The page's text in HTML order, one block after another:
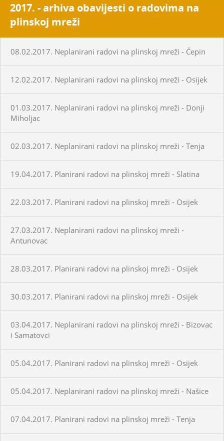
2017. - arhiva obavijesti o radovima na
plinskoj mreži
08.02.2017. Neplanirani radovi na plinskoj mreži - Čepin
12.02.2017. Neplanirani radovi na plinskoj mreži - Osijek
01.03.2017. Neplanirani radovi na plinskoj mreži - Donji
Miholjac
02.03.2017. Neplanirani radovi na plinskoj mreži - Tenja
19.04.2017. Planirani radovi na plinskoj mreži - Slatina
22.03.2017. Planirani radovi na plinskoj mreži - Osijek
27.03.2017. Neplanirani radovi na plinskoj mreži -
Antunovac
28.03.2017. Planirani radovi na plinskoj mreži - Osijek
30.03.2017. Planirani radovi na plinskoj mreži - Osijek
03.04.2017. Neplanirani radovi na plinskoj mreži - Bizovac
i Samatovci
05.04.2017. Planirani radovi na plinskoj mreži - Osijek
05.04.2017. Neplanirani radovi na plinskoj mreži - Našice
07.04.2017. Planirani radovi na plinskoj mreži - Tenja